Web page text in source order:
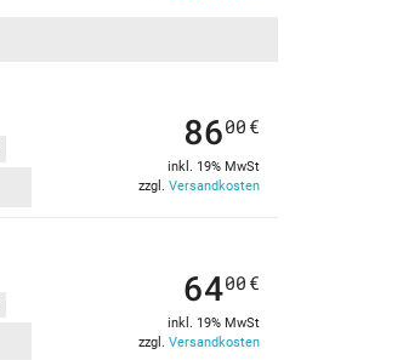
8600 €
inkl. 19% MwSt
zzgl. Versandkosten
6400 €
inkl. 19% MwSt
zzgl. Versandkosten